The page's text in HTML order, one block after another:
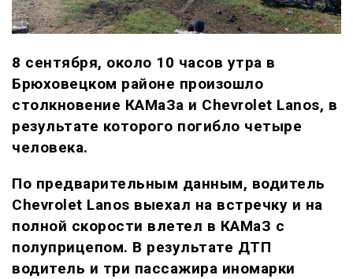
8 сентября, около 10 часов утра в
Брюховецком районе произошло
столкновение КАМаЗа и Chevrolet Lanos, в
результате которого погибло четыре
человека.
По предварительным данным, водитель
Chevrolet Lanos выехал на встречку и на
полной скорости влетел в КАМаЗ с
полуприцепом. В результате ДТП
водитель и три пассажира иномарки